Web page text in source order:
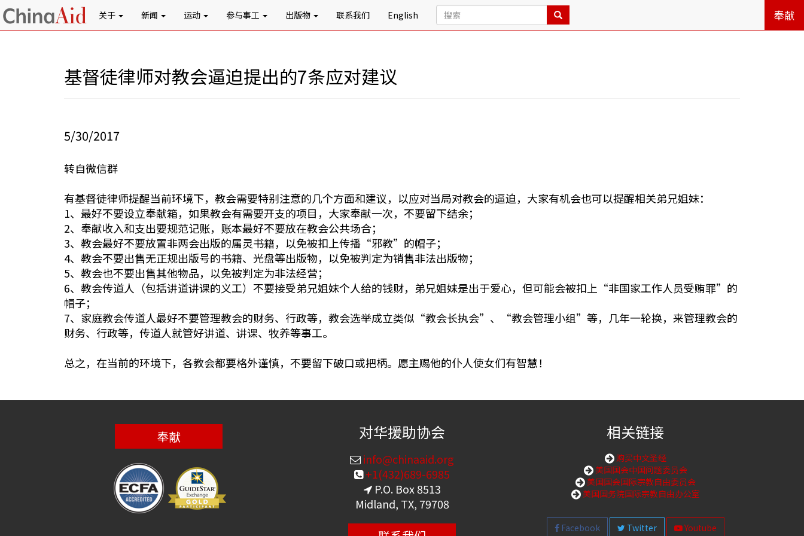
关于 新闻 运动 参与事工 出版物 联系我们 English 奉献
基督徒律师对教会逼迫提出的7条应对建议
5/30/2017
转自微信群
有基督徒律师提醒当前环境下，教会需要特别注意的几个方面和建议，以应对当局对教会的逼迫，大家有机会也可以提醒相关弟兄姐妹：
1、最好不要设立奉献箱，如果教会有需要开支的项目，大家奉献一次，不要留下结余；
2、奉献收入和支出要规范记账，账本最好不要放在教会公共场合；
3、教会最好不要放置非两会出版的属灵书籍，以免被扣上传播“邪教”的帽子；
4、教会不要出售无正规出版号的书籍、光盘等出版物，以免被判定为销售非法出版物；
5、教会也不要出售其他物品，以免被判定为非法经营；
6、教会传道人（包括讲道讲课的义工）不要接受弟兄姐妹个人给的钱财，弟兄姐妹是出于爱心，但可能会被扣上“非国家工作人员受贿罪”的
帽子；
7、家庭教会传道人最好不要管理教会的财务、行政等，教会选举成立类似“教会长执会”、“教会管理小组”等，几年一轮换，来管理教会的
财务、行政等，传道人就管好讲道、讲课、牧养等事工。
总之，在当前的环境下，各教会都要格外谨慎，不要留下破口或把柄。愿主赐他的仆人使女们有智慧！
奉献 对华援助协会
info@chinaaid.org
+1(432)689-6985
P.O. Box 8513
Midland, TX, 79708
相关链接
购买中文圣经
美国国会中国问题委员会
美国国会国际宗教自由委员会
美国国务院国际宗教自由办公室
Facebook Twitter Youtube